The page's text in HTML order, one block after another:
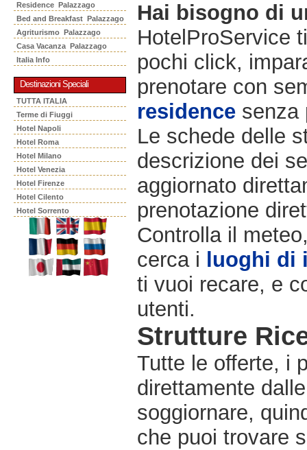
Residence Palazzago
Bed and Breakfast Palazzago
Agriturismo Palazzago
Casa Vacanza Palazzago
Italia Info
Destinazioni Speciali
TUTTA ITALIA
Terme di Fiuggi
Hotel Napoli
Hotel Roma
Hotel Milano
Hotel Venezia
Hotel Firenze
Hotel Cilento
Hotel Sorrento
Hai bisogno di
HotelProService
pochi click,
prenotare con
residence senza
Le schede delle
descrizione dei
aggiornato
prenotazione
Controlla il
cerca i
luoghi di
ti vuoi recare, e
utenti.
Strutture
Tutte le offerte, i
direttamente
soggiornare,
che puoi trovare